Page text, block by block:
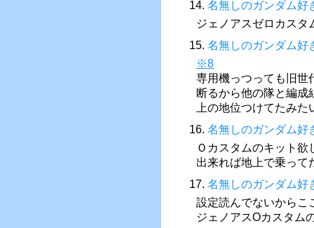
14. 名無しのガンダム好
ジェノアスゼロカスタ
15. 名無しのガンダム好
※8
専用機っつっても旧世
断るから他の隊と編成
上の地位つけてたみた
16. 名無しのガンダム好
Ｏカスタムのキット欲
出来れば地上で乗って
17. 名無しのガンダム好
設定読んでないからこ
ジェノアスOカスタム